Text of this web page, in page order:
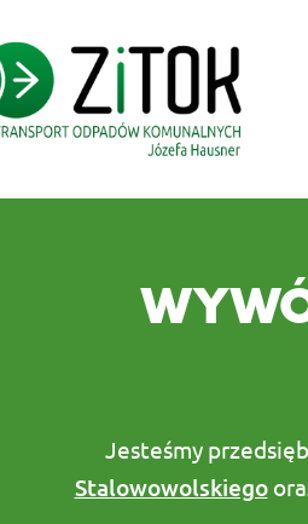
Jesteśmy
Stalowowolskiego